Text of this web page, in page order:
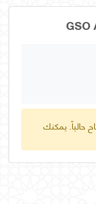
حالياً. يمكنك